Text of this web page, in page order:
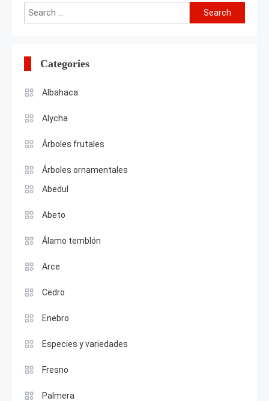
Search
for:
Categories
Albahaca
Alycha
Árboles frutales
Árboles ornamentales
Abedul
Abeto
Álamo temblón
Arce
Cedro
Enebro
Especies y variedades
Fresno
Palmera